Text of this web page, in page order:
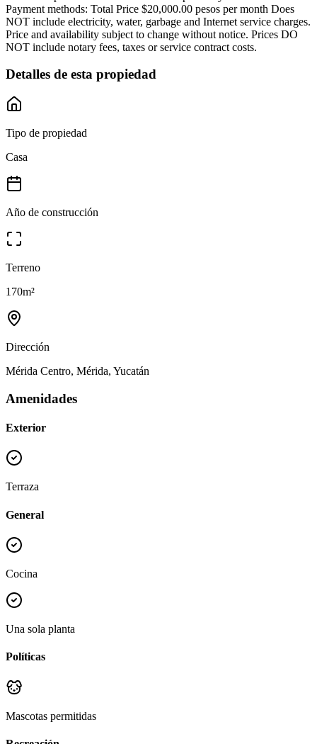
Payment methods: Total Price $20,000.00 pesos per month Does
NOT include electricity, water, garbage and Internet service charges.
Price and availability subject to change without notice. Prices DO
NOT include notary fees, taxes or service contract costs.
Detalles de esta propiedad
Tipo de propiedad
Casa
Año de construcción
Terreno
170m²
Dirección
Mérida Centro, Mérida, Yucatán
Amenidades
Exterior
Terraza
General
Cocina
Una sola planta
Políticas
Mascotas permitidas